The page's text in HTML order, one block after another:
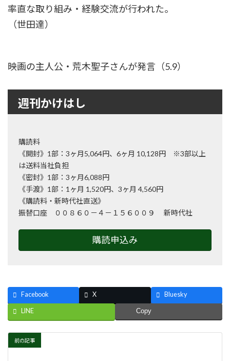
率直な取り組み・経験交流が行われた。
（世田達）
映画の主人公・荒木聖子さんが発言（5.9）
週刊かけはし
購読料
《開封》1部：3ヶ月5,064円、6ヶ月 10,128円 ※3部以上
は送料当社負担
《密封》1部：3ヶ月6,088円
《手渡》1部：1ヶ月 1,520円、3ヶ月 4,560円
《購読料・新時代社直送》
振替口座 ００８６０－４－１５６００９ 新時代社
購読申込み
Facebook X Bluesky
LINE Copy
前の記事